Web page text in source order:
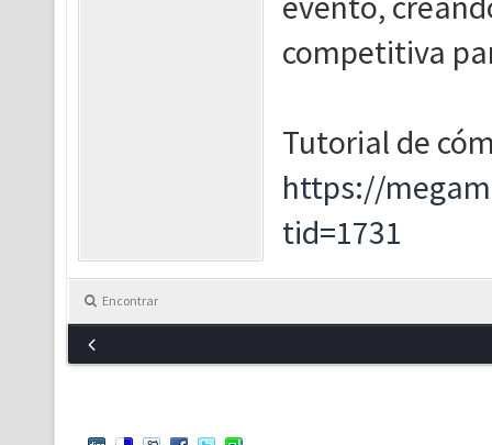
competitiva
Tutorial de
https://
tid=1731
Encontrar